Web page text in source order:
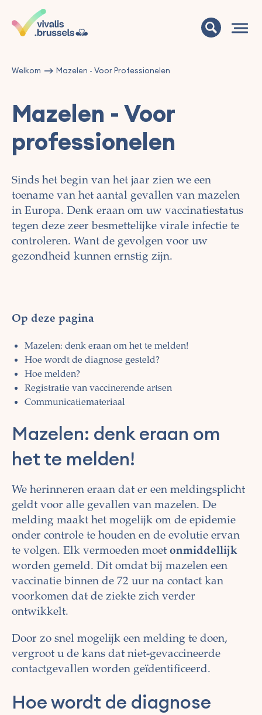
Welkom Mazelen - Voor Professionelen
Mazelen - Voor
professionelen
Sinds het begin van het jaar zien we een
toename van het aantal gevallen van mazelen
in Europa. Denk eraan om uw vaccinatiestatus
tegen deze zeer besmettelijke virale infectie te
controleren. Want de gevolgen voor uw
gezondheid kunnen ernstig zijn.
Op deze pagina
Mazelen: denk eraan om het te melden!
Hoe wordt de diagnose gesteld?
Hoe melden?
Registratie van vaccinerende artsen
Communicatiemateriaal
Mazelen: denk eraan om
het te melden!
We herinneren eraan dat er een meldingsplicht
geldt voor alle gevallen van mazelen. De
melding maakt het mogelijk om de epidemie
onder controle te houden en de evolutie ervan
te volgen. Elk vermoeden moet onmiddellijk
worden gemeld. Dit omdat bij mazelen een
vaccinatie binnen de 72 uur na contact kan
voorkomen dat de ziekte zich verder
ontwikkelt.
Door zo snel mogelijk een melding te doen,
vergroot u de kans dat niet-gevaccineerde
contactgevallen worden geïdentificeerd.
Hoe wordt de diagnose